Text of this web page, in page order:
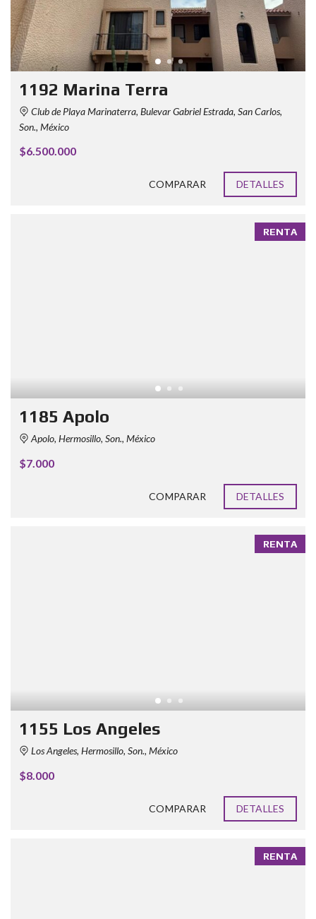
1192 Marina Terra
Club de Playa Marinaterra, Bulevar Gabriel Estrada, San Carlos,
Son., México
$6.500.000
COMPARAR DETALLES
RENTA
1185 Apolo
Apolo, Hermosillo, Son., México
$7.000
COMPARAR DETALLES
RENTA
1155 Los Angeles
Los Angeles, Hermosillo, Son., México
$8.000
COMPARAR DETALLES
RENTA